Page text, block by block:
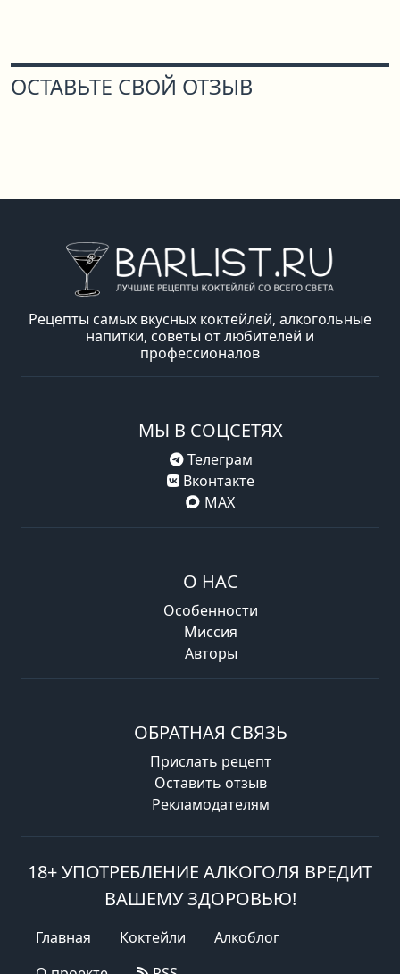
ОСТАВЬТЕ СВОЙ ОТЗЫВ
Рецепты самых вкусных коктейлей, алкогольные
напитки, советы от любителей и
профессионалов
МЫ В СОЦСЕТЯХ
Телеграм
Вконтакте
MAX
О НАС
Особенности
Миссия
Авторы
ОБРАТНАЯ СВЯЗЬ
Прислать рецепт
Оставить отзыв
Рекламодателям
18+ УПОТРЕБЛЕНИЕ АЛКОГОЛЯ ВРЕДИТ
ВАШЕМУ ЗДОРОВЬЮ!
Главная Коктейли
Алкоблог